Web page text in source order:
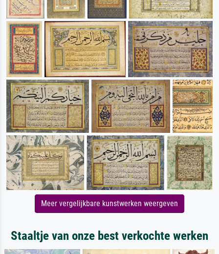
Meer vergelijkbare kunstwerken weergeven
Staaltje van onze best verkochte werken